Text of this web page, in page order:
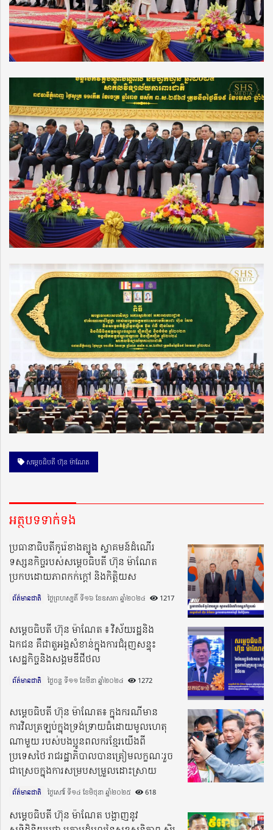
សម្ដេចធិបតី ហ៊ុន ម៉ាណែត
អត្ថបទទាក់ទង
ប្រធានាធិបតីកូរ៉េខាងត្បូង ស្វាគមន៍ដំណើរ
ទស្សនកិច្ចរបស់សម្តេចធិបតី ហ៊ុន ម៉ាណែត
ប្រកបដោយភាពកក់ក្តៅ និងកិត្តិយស
ព័ត៌មានជាតិ ថ្ងៃព្រហស្បតិ៍ ទី១៦ ខែឧសភា ឆ្នាំ២០២៤​ 1217
សម្តេចធិបតី ហ៊ុន ម៉ាណែត ៖ វិស័យរដ្ឋនិង
ឯកជន គឺជាតួអង្គសំខាន់ក្នុងការជំរុញសន្ទុះ
សេដ្ឋកិច្ចនិងសង្គមឌីជីថល
ព័ត៌មានជាតិ ថ្ងៃចន្ទ ទី១១ ខែមីនា ឆ្នាំ២០២៤​ 1272
សម្តេចធិបតី ហ៊ុន ម៉ាណែត៖ ក្នុងករណីមាន
ការវិលត្រឡប់ក្នុងទ្រង់ទ្រាយធំដោយមូលហេតុ
ណាមួយ របស់បងប្អូនពលករខ្មែរយើងពី
ប្រទេសថៃ រាជរដ្ឋាភិបាលបានត្រៀមលក្ខណៈរួច
ជាស្រេចក្នុងការសម្របសម្រួលដោះស្រាយ
ព័ត៌មានជាតិ ថ្ងៃសៅរ៍ ទី១៤ ខែមិថុនា ឆ្នាំ២០២៥​ 618
សម្តេចធិបតី ហ៊ុន ម៉ាណែត បង្ហាញនូវ